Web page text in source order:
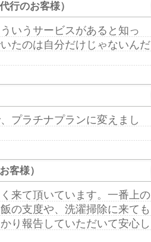
行のお客様）
いうサービスがあると知っ
たのは自分だけじゃないんだ
プラチナプランに変えまし
客様）
来て頂いています。一番上の
の支度や、洗濯掃除に来ても
り報告していただいて安心し